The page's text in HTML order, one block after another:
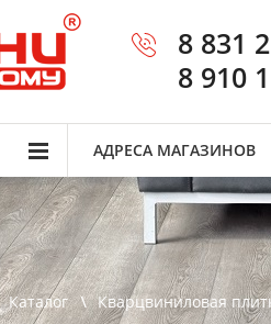
8 831
8 910
АДРЕСА МАГАЗИНОВ
Каталог Кварцвиниловая